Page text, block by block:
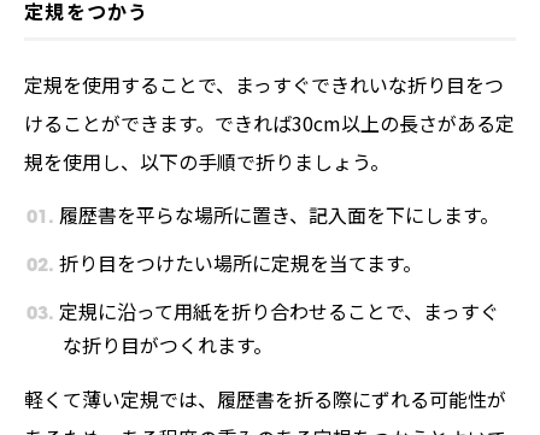
定規をつかう
定規を使用することで、まっすぐできれいな折り目をつ
けることができます。できれば30cm以上の長さがある定
規を使用し、以下の手順で折りましょう。
履歴書を平らな場所に置き、記入面を下にします。
折り目をつけたい場所に定規を当てます。
定規に沿って用紙を折り合わせることで、まっすぐ
な折り目がつくれます。
軽くて薄い定規では、履歴書を折る際にずれる可能性が